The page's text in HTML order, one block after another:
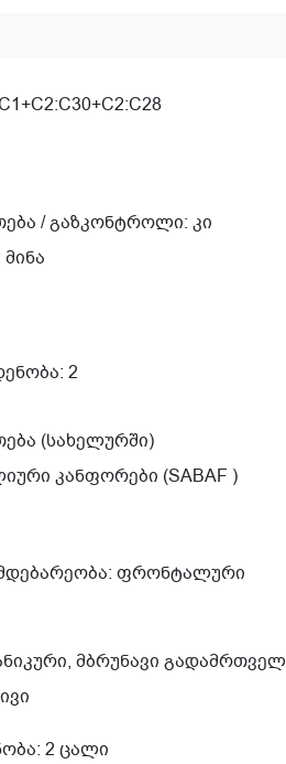
/ გაზკონტროლი: კი
2
(სახელურში)
კანფორები (SABAF )
ფრონტალური
მბრუნავი
2 ცალი